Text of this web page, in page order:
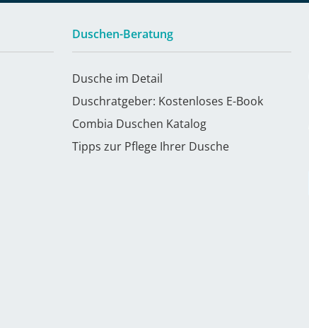
Duschen-Beratung
Dusche im Detail
Duschratgeber: Kostenloses E-Book
Combia Duschen Katalog
Tipps zur Pflege Ihrer Dusche